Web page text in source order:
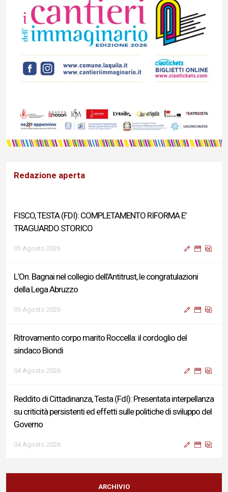
Redazione aperta
FISCO, TESTA (FDI): COMPLETAMENTO RIFORMA E’
TRAGUARDO STORICO
05 Agosto 2026
L’On. Bagnai nel collegio dell’Antitrust, le congratulazioni
della Lega Abruzzo
05 Agosto 2026
Ritrovamento corpo marito Roccella: il cordoglio del
sindaco Biondi
04 Agosto 2026
Reddito di Cittadinanza, Testa (FdI): Presentata interpellanza
su criticità persistenti ed effetti sulle politiche di sviluppo del
Governo
04 Agosto 2026
Sigismondi, Liris e Testa: “Profondo cordoglio e vicinanza al
Ministro Roccella e alla sua famiglia”
ARCHIVIO